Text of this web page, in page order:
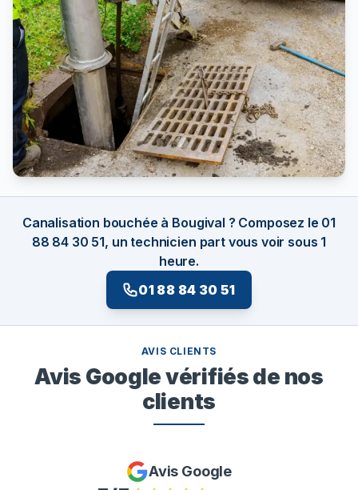
Canalisation bouchée à Bougival ? Composez le 01
88 84 30 51, un technicien part vous voir sous 1
heure.
01 88 84 30 51
AVIS CLIENTS
Avis Google vérifiés de nos
clients
Avis Google